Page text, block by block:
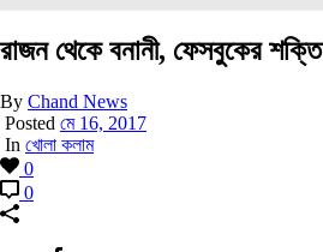
রাজন থেকে বনানী, ফেসবুকের শক্তি
By Chand News
Posted মে 16, 2017
In খোলা কলাম
0
0